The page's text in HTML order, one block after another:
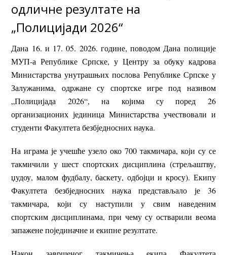
одличне резултате на
„Полицијади 2026“
Дана 16. и 17. 05. 2026. године, поводом Дана полиције
МУП-а Републике Српске, у Центру за обуку кадрова
Министарства унутрашњих послова Републике Српске у
Залужанима, одржане су спортске игре под називом
„Полицијада 2026“, на којима су поред 26
организационих јединица Министарства учествовали и
студенти Факултета безбједносних наука.
На играма је учешће узело око 700 такмичара, који су се
такмичили у шест спортских дисциплина (стрељаштву,
џудоу, малом фудбалу, баскету, одбојци и кросу). Екипу
Факултета безбједносних наука представљало је 36
такмичара, који су наступили у свим наведеним
спортским дисциплинама, при чему су остварили веома
запажене појединачне и екипне резултате.